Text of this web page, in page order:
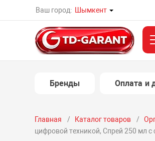
Ваш город: Шымкент
Бренды Оплата и
Главная Каталог товаров
цифровой техникой, Спрей 250 мл с